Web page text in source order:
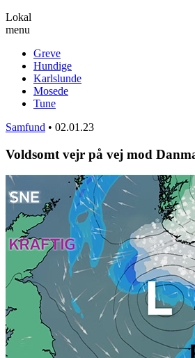
Lokal
menu
Greve
Hundige
Karlslunde
Mosede
Tune
Samfund • 02.01.23
Voldsomt vejr på vej mod